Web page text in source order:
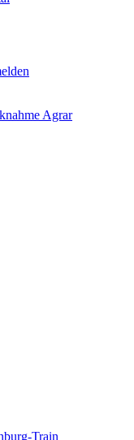
Agrar
Train